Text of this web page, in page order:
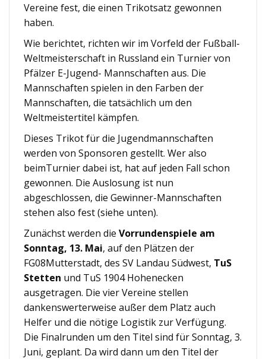
Vereine fest, die einen Trikotsatz gewonnen
haben.
Wie berichtet, richten wir im Vorfeld der Fußball-
Weltmeisterschaft in Russland ein Turnier von
Pfälzer E-Jugend- Mannschaften aus. Die
Mannschaften spielen in den Farben der
Mannschaften, die tatsächlich um den
Weltmeistertitel kämpfen.
Dieses Trikot für die Jugendmannschaften
werden von Sponsoren gestellt. Wer also
beimTurnier dabei ist, hat auf jeden Fall schon
gewonnen. Die Auslosung ist nun
abgeschlossen, die Gewinner-Mannschaften
stehen also fest (siehe unten).
Zunächst werden die Vorrundenspiele am
Sonntag, 13. Mai, auf den Plätzen der
FG08Mutterstadt, des SV Landau Südwest, TuS
Stetten und TuS 1904 Hohenecken
ausgetragen. Die vier Vereine stellen
dankenswerterweise außer dem Platz auch
Helfer und die nötige Logistik zur Verfügung.
Die Finalrunden um den Titel sind für Sonntag, 3.
Juni, geplant. Da wird dann um den Titel der